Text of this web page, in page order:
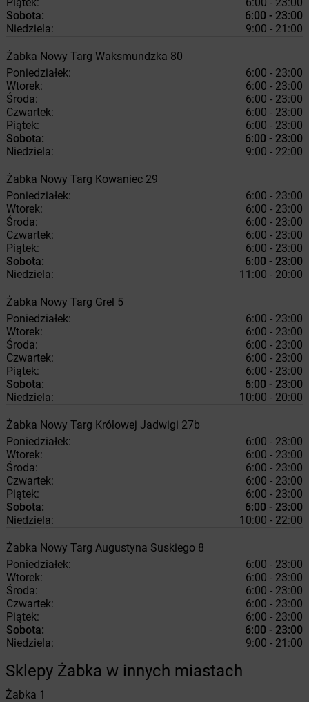
Sobota:
6:00 - 23:00
Niedziela:
9:00 - 21:00
Żabka Nowy Targ Waksmundzka 80
Poniedziałek:
6:00 - 23:00
Wtorek:
6:00 - 23:00
Środa:
6:00 - 23:00
Czwartek:
6:00 - 23:00
Piątek:
6:00 - 23:00
Sobota:
6:00 - 23:00
Niedziela:
9:00 - 22:00
Żabka Nowy Targ Kowaniec 29
Poniedziałek:
6:00 - 23:00
Wtorek:
6:00 - 23:00
Środa:
6:00 - 23:00
Czwartek:
6:00 - 23:00
Piątek:
6:00 - 23:00
Sobota:
6:00 - 23:00
Niedziela:
11:00 - 20:00
Żabka Nowy Targ Grel 5
Poniedziałek:
6:00 - 23:00
Wtorek:
6:00 - 23:00
Środa:
6:00 - 23:00
Czwartek:
6:00 - 23:00
Piątek:
6:00 - 23:00
Sobota:
6:00 - 23:00
Niedziela:
10:00 - 20:00
Żabka Nowy Targ Królowej Jadwigi 27b
Poniedziałek:
6:00 - 23:00
Wtorek:
6:00 - 23:00
Środa:
6:00 - 23:00
Czwartek:
6:00 - 23:00
Piątek:
6:00 - 23:00
Sobota:
6:00 - 23:00
Niedziela:
10:00 - 22:00
Żabka Nowy Targ Augustyna Suskiego 8
Poniedziałek:
6:00 - 23:00
Wtorek:
6:00 - 23:00
Środa:
6:00 - 23:00
Czwartek:
6:00 - 23:00
Piątek:
6:00 - 23:00
Sobota:
6:00 - 23:00
Niedziela:
9:00 - 21:00
Sklepy Żabka w innych miastach
Żabka 1